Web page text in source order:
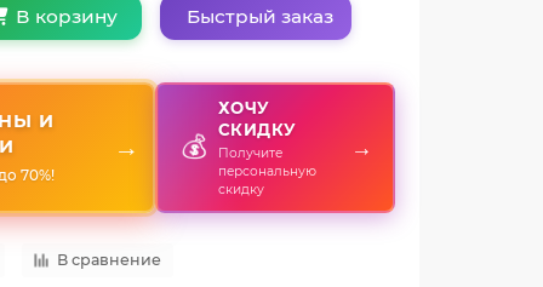
В корзину Быстрый заказ
И
70%!
→ 💰
ХОЧУ
СКИДКУ
Получите
персональную
скидку
→
В сравнение